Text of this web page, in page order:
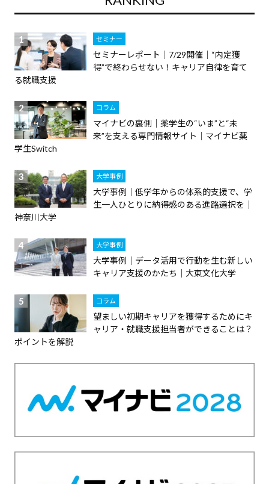
・
職
支
援
ヒ
ン
ト
る
よ
情
を
届
し
す
セミナー
セミナーレポート｜7/29開催｜“内定獲
得”で終わらせない！キャリア自律を育て
る就職支援
コラム
マイナビの裏側｜薬学生の“いま”と“未
来”を支える専門情報サイト｜マイナビ薬
学生Switch
大学事例
大学事例｜低学年からの体系的支援で、学
生一人ひとりに納得感のある進路選択を｜
神奈川大学
大学事例
大学事例｜データ活用で行動を生む新しい
キャリア支援のかたち｜大東文化大学
コラム
望ましい初期キャリアを獲得するためにキ
ャリア・就職支援担当者ができることは？
ポイントを解説